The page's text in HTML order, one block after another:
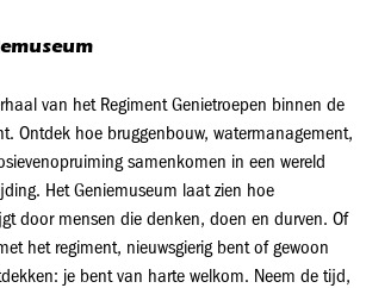
van het Regiment Genietroepen binnen de
Ontdek hoe bruggenbouw, watermanagement,
samenkomen in een wereld
Het Geniemuseum laat zien hoe
door mensen die denken, doen en durven. Of
het regiment, nieuwsgierig bent of gewoon
je bent van harte welkom. Neem de tijd,